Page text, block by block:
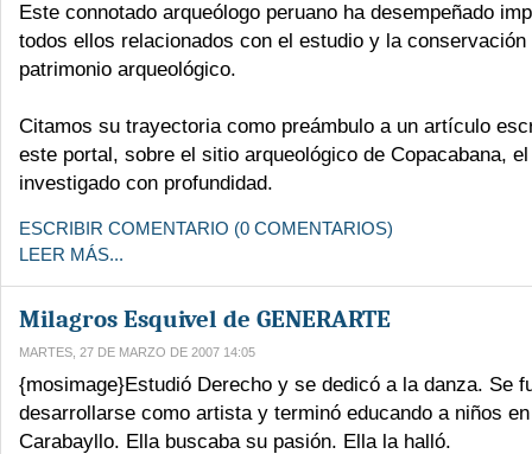
Este connotado arqueólogo peruano ha desempeñado
todos ellos relacionados con el estudio y la conservación
patrimonio arqueológico.
Citamos su trayectoria como preámbulo a un artículo
este portal, sobre el sitio arqueológico de Copacabana,
investigado con profundidad.
ESCRIBIR COMENTARIO (0 COMENTARIOS)
LEER MÁS...
Milagros Esquivel de GENERARTE
MARTES, 27 DE MARZO DE 2007 14:05
{mosimage}Estudió Derecho y se dedicó a la danza. Se
desarrollarse como artista y terminó educando a niños
Carabayllo. Ella buscaba su pasión. Ella la halló.